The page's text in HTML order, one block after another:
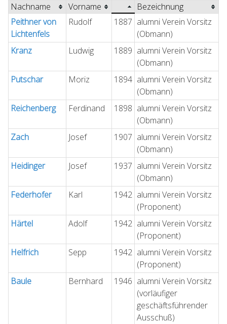
Nachname
Vorname
Bezeichnung
Peithner von
Lichtenfels
Rudolf 1887 alumni Verein Vorsitz
(Obmann)
Kranz
Ludwig 1889 alumni Verein Vorsitz
(Obmann)
Putschar
Moriz 1894 alumni Verein Vorsitz
(Obmann)
Reichenberg
Ferdinand 1898 alumni Verein Vorsitz
(Obmann)
Zach
Josef 1907 alumni Verein Vorsitz
(Obmann)
Heidinger
Josef 1937 alumni Verein Vorsitz
(Obmann)
Federhofer
Karl 1942 alumni Verein Vorsitz
(Proponent)
Härtel
Adolf 1942 alumni Verein Vorsitz
(Proponent)
Helfrich
Sepp 1942 alumni Verein Vorsitz
(Proponent)
Baule
Bernhard 1946 alumni Verein Vorsitz
(vorläufiger
geschäftsführender
Ausschuß)